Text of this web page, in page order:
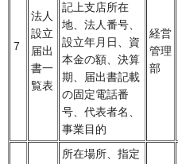
7
法人
設立
届出
書一
覧表
記上支店所在
地、法人番号、
設立年月日、資
本金の額、決算
期、届出書記載
の固定電話番
号、代表者名、
事業目的
経営
管理
部
所在場所、指定